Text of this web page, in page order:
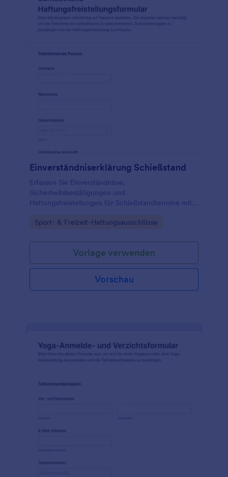
Einverständniserklärung Schießstand
Erfassen Sie Einverständnisse,
Sicherheitsbestätigungen und
Haftungsfreistellungen für Schießstandtermine mit
Jotform, ideal für Vereine, Betreiber und
Go to Category:
Sport- & Freizeit-Haftungsausschlüsse
Vorlage verwenden
Vorschau